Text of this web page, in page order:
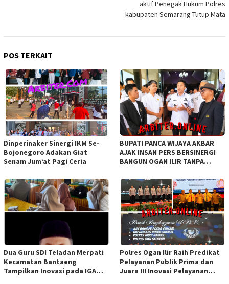
aktif Penegak Hukum Polres
kabupaten Semarang Tutup Mata
POS TERKAIT
Dinperinaker Sinergi IKM Se-
Bojonegoro Adakan Giat
Senam Jum’at Pagi Ceria
BUPATI PANCA WIJAYA AKBAR
AJAK INSAN PERS BERSINERGI
BANGUN OGAN ILIR TANPA
Dua Guru SDI Teladan Merpati
Kecamatan Bantaeng
Tampilkan Inovasi pada IGA
Polres Ogan Ilir Raih Predikat
Pelayanan Publik Prima dan
Juara III Inovasi Pelayanan